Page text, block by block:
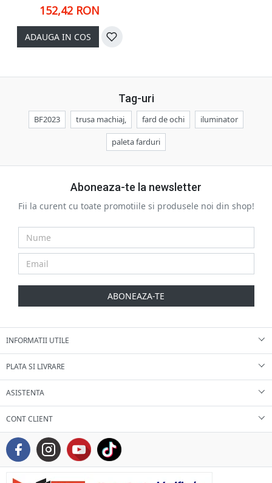
152,42 RON
ADAUGA IN COS
Tag-uri
BF2023 trusa machiaj, fard de ochi iluminator
paleta farduri
Aboneaza-te la newsletter
Fii la curent cu toate promotiile si produsele noi din shop!
ABONEAZA-TE
INFORMATII UTILE
PLATA SI LIVRARE
ASISTENTA
CONT CLIENT